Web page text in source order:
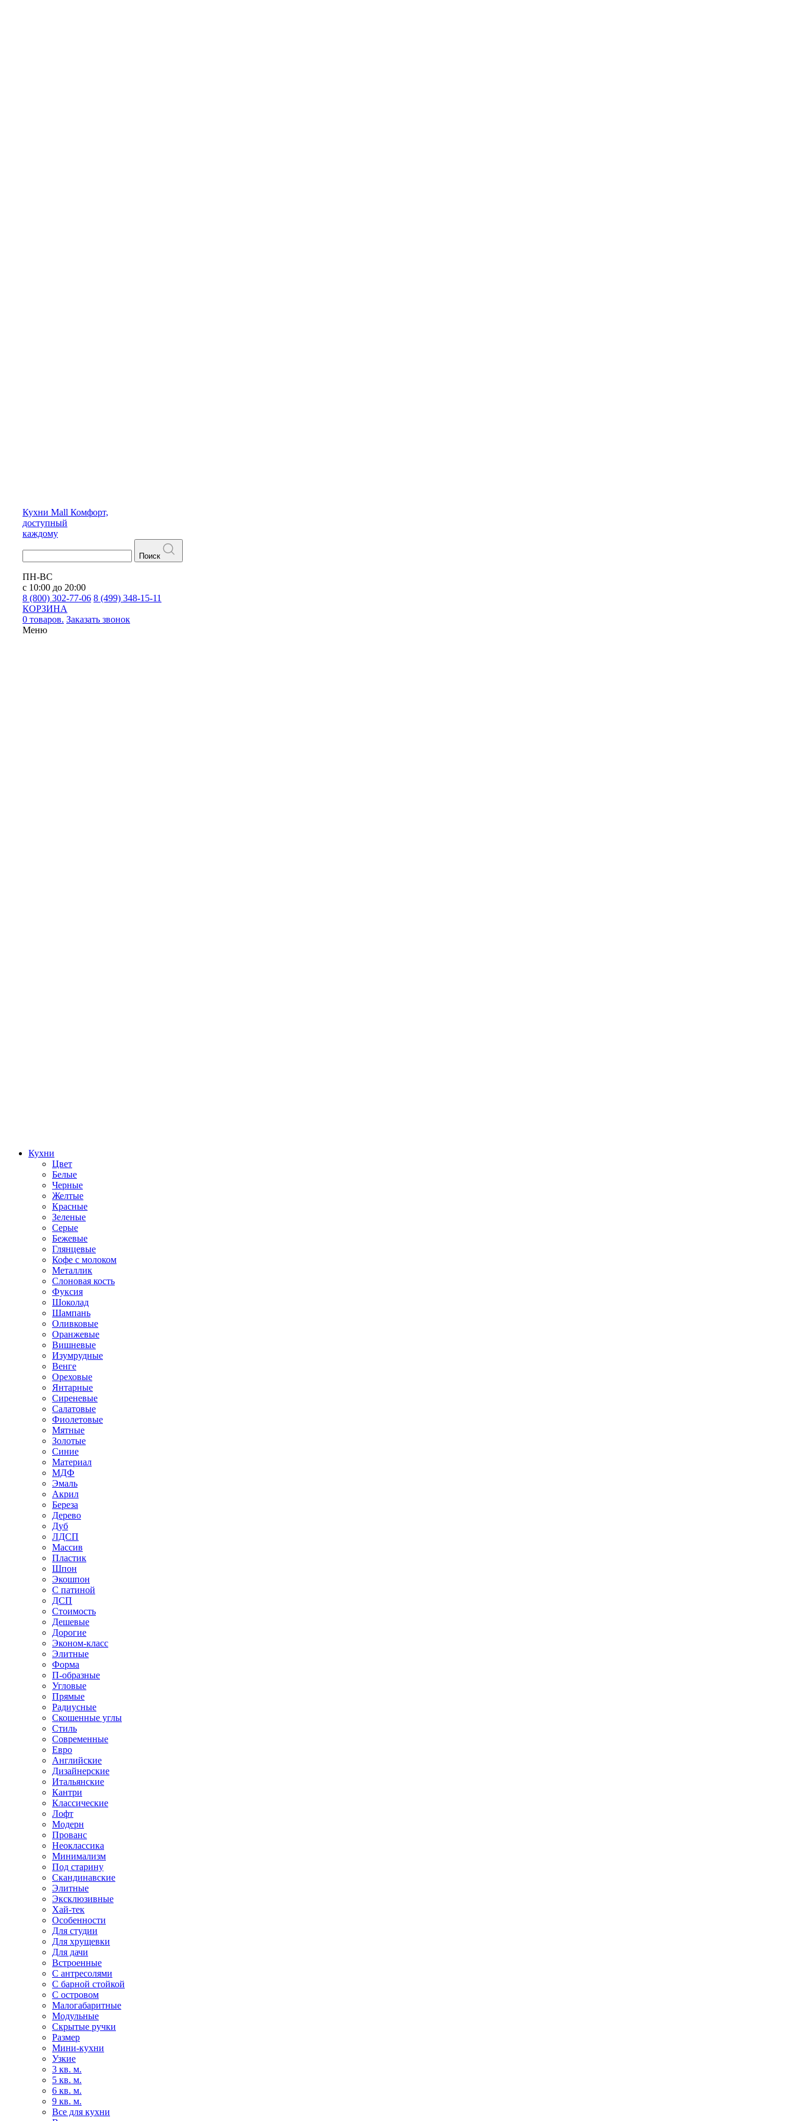
Кухни Mall Комфорт,
доступный
каждому
Поиск
ПН-ВС
с 10:00 до 20:00
8 (800) 302-77-06 8 (499) 348-15-11
КОРЗИНА
0 товаров. Заказать звонок
Меню
Кухни
Цвет
Белые
Черные
Желтые
Красные
Зеленые
Серые
Бежевые
Глянцевые
Кофе с молоком
Металлик
Слоновая кость
Фуксия
Шоколад
Шампань
Оливковые
Оранжевые
Вишневые
Изумрудные
Венге
Ореховые
Янтарные
Сиреневые
Салатовые
Фиолетовые
Мятные
Золотые
Синие
Материал
МДФ
Эмаль
Акрил
Береза
Дерево
Дуб
ЛДСП
Массив
Пластик
Шпон
Экошпон
С патиной
ДСП
Стоимость
Дешевые
Дорогие
Эконом-класс
Элитные
Форма
П-образные
Угловые
Прямые
Радиусные
Скошенные углы
Стиль
Современные
Евро
Английские
Дизайнерские
Итальянские
Кантри
Классические
Лофт
Модерн
Прованс
Неоклассика
Минимализм
Под старину
Скандинавские
Элитные
Эксклюзивные
Хай-тек
Особенности
Для студии
Для хрущевки
Для дачи
Встроенные
С антресолями
С барной стойкой
С островом
Малогабаритные
Модульные
Скрытые ручки
Размер
Мини-кухни
Узкие
3 кв. м.
5 кв. м.
6 кв. м.
9 кв. м.
Все для кухни